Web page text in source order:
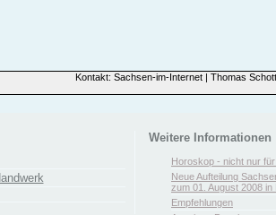
Kontakt: Sachsen-im-Internet | Thomas
Weitere Informationen
Horoskop - nicht nur
Neue Aufteilung
zum 01. August 2008 in
Empfehlungen